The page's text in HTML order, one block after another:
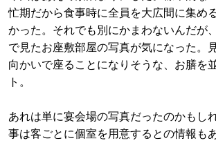
忙期だから食事時に全員を大広間に集め
かった。それでも別にかまわないんだが
で見たお座敷部屋の写真が気になった。
向かいで座ることになりそうな、お膳を
ト。
あれは単に宴会場の写真だったのかもし
事は客ごとに個室を用意するとの情報も